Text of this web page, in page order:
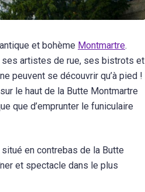
et bohème Montmartre.
ses artistes de rue, ses bistrots et
peuvent se découvrir qu’à pied !
le haut de la Butte Montmartre
que d’emprunter le funiculaire
en contrebas de la Butte
et spectacle dans le plus